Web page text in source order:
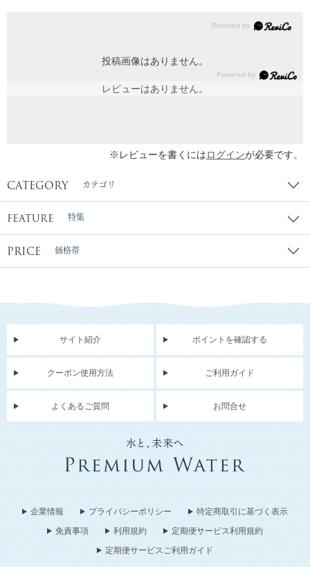
投稿画像はありません。
レビューはありません。
※レビューを書くにはログインが必要です。
CATEGORY カテゴリ
FEATURE 特集
PRICE 価格帯
サイト紹介 ポイントを確認する
クーポン使用方法 ご利用ガイド
よくあるご質問 お問合せ
企業情報 プライバシーポリシー
特定商取引に基づく表示
免責事項
利用規約
定期便サービス利用規約
定期便サービスご利用ガイド